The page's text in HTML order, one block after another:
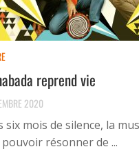
reprend vie
2020
six mois de silence, la
résonner de ...